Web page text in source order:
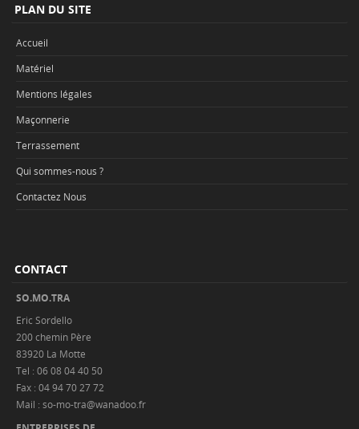
PLAN DU SITE
Accueil
Matériel
Mentions légales
Maçonnerie
Terrassement
Qui sommes-nous ?
Contactez Nous
CONTACT
SO.MO.TRA
Eric Sordello
200 chemin Père
83920 La Motte
Tel : 06 08 04 40 50
Fax : 04 94 70 27 72
Mail : so-mo-tra@wanadoo.fr